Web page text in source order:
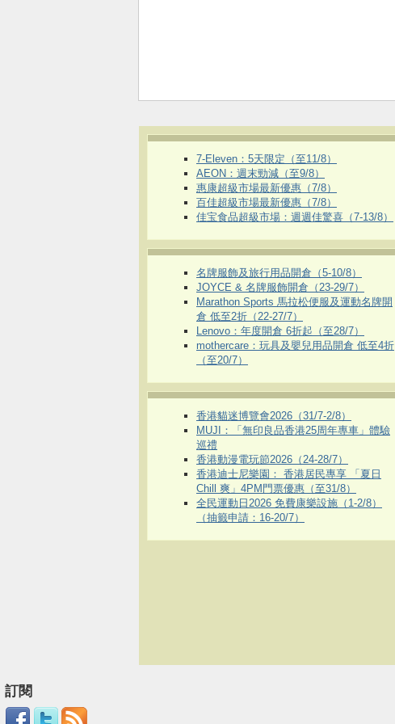
7-Eleven：5天限定（至11/8）
AEON：週末勁減（至9/8）
惠康超級市場最新優惠（7/8）
百佳超級市場最新優惠（7/8）
佳宝食品超級市場：週週佳驚喜（7-13/8）
名牌服飾及旅行用品開倉（5-10/8）
JOYCE & 名牌服飾開倉（23-29/7）
Marathon Sports 馬拉松便服及運動名牌開
倉 低至2折（22-27/7）
Lenovo：年度開倉 6折起（至28/7）
mothercare：玩具及嬰兒用品開倉 低至4折
（至20/7）
香港貓迷博覽會2026（31/7-2/8）
MUJI：「無印良品香港25周年專車」體驗
巡禮
香港動漫電玩節2026（24-28/7）
香港迪士尼樂園： 香港居民專享 「夏日
Chill 爽」4PM門票優惠（至31/8）
全民運動日2026 免費康樂設施（1-2/8）
（抽籤申請：16-20/7）
訂閱